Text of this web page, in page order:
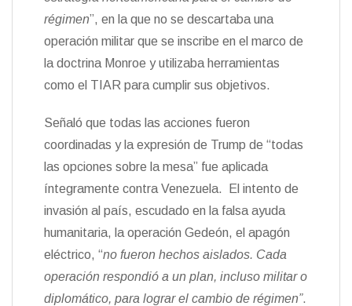
régimen”, en la que no se descartaba una
operación militar que se inscribe en el marco de
la doctrina Monroe y utilizaba herramientas
como el TIAR para cumplir sus objetivos.
Señaló que todas las acciones fueron
coordinadas y la expresión de Trump de “todas
las opciones sobre la mesa” fue aplicada
íntegramente contra Venezuela. El intento de
invasión al país, escudado en la falsa ayuda
humanitaria, la operación Gedeón, el apagón
eléctrico, “no fueron hechos aislados. Cada
operación respondió a un plan, incluso militar o
diplomático, para lograr el cambio de régimen”.